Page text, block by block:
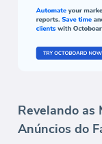
Revelando as
Anúncios do